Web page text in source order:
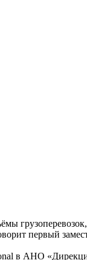
первый
в АНО